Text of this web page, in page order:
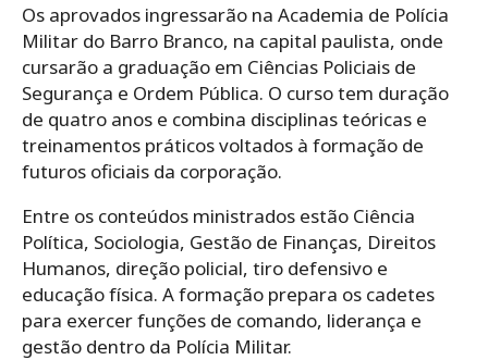
Os aprovados ingressarão na Academia de Polícia
Militar do Barro Branco, na capital paulista, onde
cursarão a graduação em Ciências Policiais de
Segurança e Ordem Pública. O curso tem duração
de quatro anos e combina disciplinas teóricas e
treinamentos práticos voltados à formação de
futuros oficiais da corporação.
Entre os conteúdos ministrados estão Ciência
Política, Sociologia, Gestão de Finanças, Direitos
Humanos, direção policial, tiro defensivo e
educação física. A formação prepara os cadetes
para exercer funções de comando, liderança e
gestão dentro da Polícia Militar.